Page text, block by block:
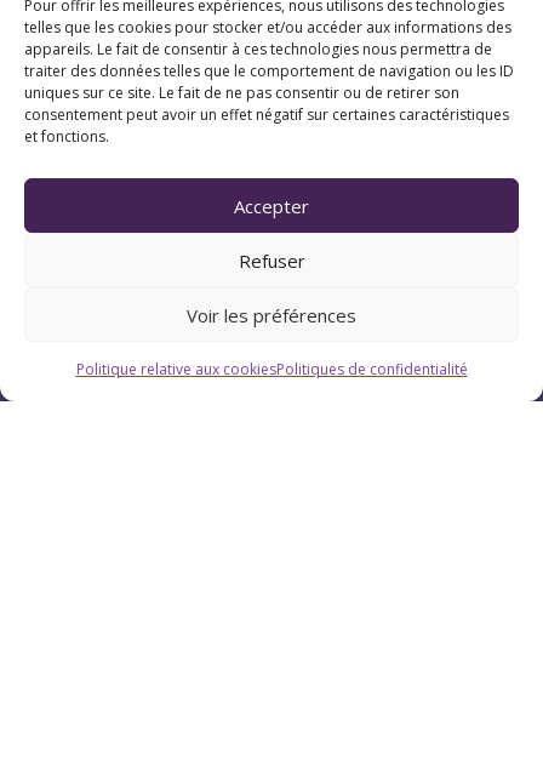
Pour offrir les meilleures expériences, nous utilisons des technologies
telles que les cookies pour stocker et/ou accéder aux informations des
appareils. Le fait de consentir à ces technologies nous permettra de
traiter des données telles que le comportement de navigation ou les ID
uniques sur ce site. Le fait de ne pas consentir ou de retirer son
consentement peut avoir un effet négatif sur certaines caractéristiques
et fonctions.
Accepter
Refuser
Voir les préférences
Politique relative aux cookiesPolitiques de confidentialité